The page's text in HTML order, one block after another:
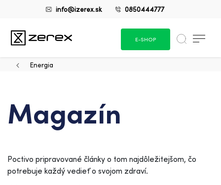
info@izerex.sk 0850444777
E-SHOP
Energia
Magazín
Poctivo pripravované články o tom najdôležitejšom, čo
potrebuje každý vedieť o svojom zdraví.